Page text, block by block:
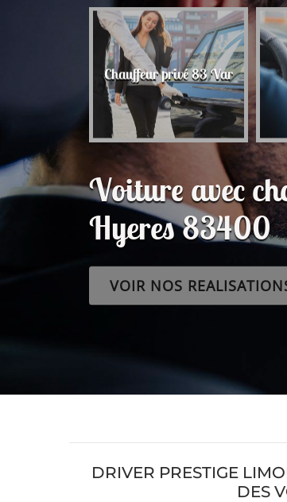
Taxi 83
Voiture avec
Hyeres 83400
VOIR NOS
DRIVER PRESTIGE
DES